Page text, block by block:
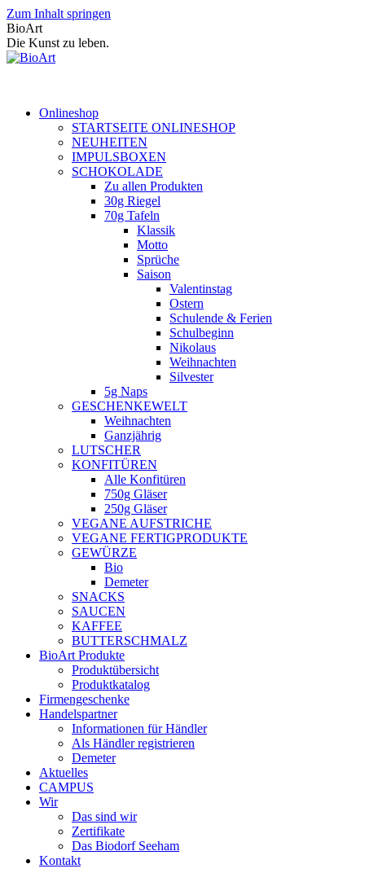
Zum Inhalt springen
BioArt
Die Kunst zu leben.
Onlineshop
STARTSEITE ONLINESHOP
NEUHEITEN
IMPULSBOXEN
SCHOKOLADE
Zu allen Produkten
30g Riegel
70g Tafeln
Klassik
Motto
Sprüche
Saison
Valentinstag
Ostern
Schulende & Ferien
Schulbeginn
Nikolaus
Weihnachten
Silvester
5g Naps
GESCHENKEWELT
Weihnachten
Ganzjährig
LUTSCHER
KONFITÜREN
Alle Konfitüren
750g Gläser
250g Gläser
VEGANE AUFSTRICHE
VEGANE FERTIGPRODUKTE
GEWÜRZE
Bio
Demeter
SNACKS
SAUCEN
KAFFEE
BUTTERSCHMALZ
BioArt Produkte
Produktübersicht
Produktkatalog
Firmengeschenke
Handelspartner
Informationen für Händler
Als Händler registrieren
Demeter
Aktuelles
CAMPUS
Wir
Das sind wir
Zertifikate
Das Biodorf Seeham
Kontakt